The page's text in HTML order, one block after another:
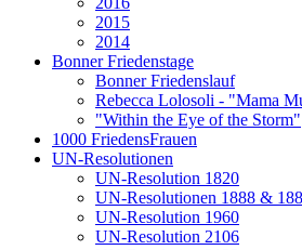
2015
2014
Bonner Friedenstage
Bonner Friedenslauf
Rebecca Lolosoli - "Mama
"Within the Eye of the Storm"
1000 FriedensFrauen
UN-Resolutionen
UN-Resolution 1820
UN-Resolutionen 1888 &
UN-Resolution 1960
UN-Resolution 2106